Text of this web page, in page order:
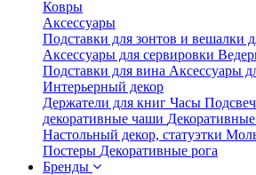
Ковры
Аксессуары
Подставки для зонтов и вешалки
Аксессуары для сервировки
Подставки для вина Аксессуары
Интерьерный декор
Держатели для книг Часы
декоративные чаши
Настольный декор, статуэтки
Постеры Декоративные рога
Бренды